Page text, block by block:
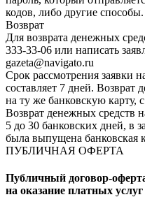
кодов, либо другие способы.
Возврат
Для возврата денежных
333-33-06 или написать
gazeta@navigato.ru
Срок рассмотрения заявки
составляет 7 дней. Возврат
на ту же банковскую карту,
Возврат денежных средств
5 до 30 банковских дней, в
была выпущена банковская
ПУБЛИЧНАЯ ОФЕРТА
Публичный договор-
на оказание платных услуг